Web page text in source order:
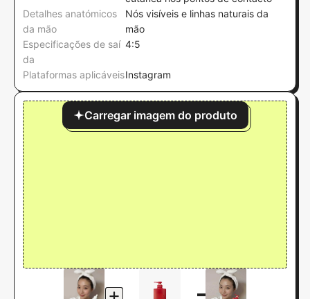
Detalhes anatómicos
da mão
Nós visíveis e linhas naturais da
mão
Especificações de saí
da
4:5
Plataformas aplicáveisInstagram
Carregar imagem do produto